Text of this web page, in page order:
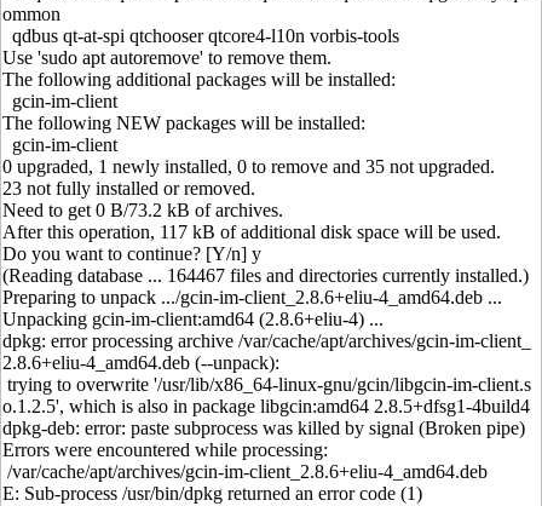
ommon
qdbus qt-at-spi qtchooser qtcore4-l10n vorbis-tools
Use 'sudo apt autoremove' to remove them.
The following additional packages will be installed:
gcin-im-client
The following NEW packages will be installed:
gcin-im-client
0 upgraded, 1 newly installed, 0 to remove and 35 not upgraded.
23 not fully installed or removed.
Need to get 0 B/73.2 kB of archives.
After this operation, 117 kB of additional disk space will be used.
Do you want to continue? [Y/n] y
(Reading database ... 164467 files and directories currently installed.)
Preparing to unpack .../gcin-im-client_2.8.6+eliu-4_amd64.deb ...
Unpacking gcin-im-client:amd64 (2.8.6+eliu-4) ...
dpkg: error processing archive /var/cache/apt/archives/gcin-im-client_
2.8.6+eliu-4_amd64.deb (--unpack):
trying to overwrite '/usr/lib/x86_64-linux-gnu/gcin/libgcin-im-client.s
o.1.2.5', which is also in package libgcin:amd64 2.8.5+dfsg1-4build4
dpkg-deb: error: paste subprocess was killed by signal (Broken pipe)
Errors were encountered while processing:
/var/cache/apt/archives/gcin-im-client_2.8.6+eliu-4_amd64.deb
E: Sub-process /usr/bin/dpkg returned an error code (1)